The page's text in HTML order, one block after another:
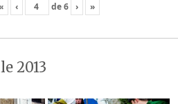
‹ de6 › »
2013